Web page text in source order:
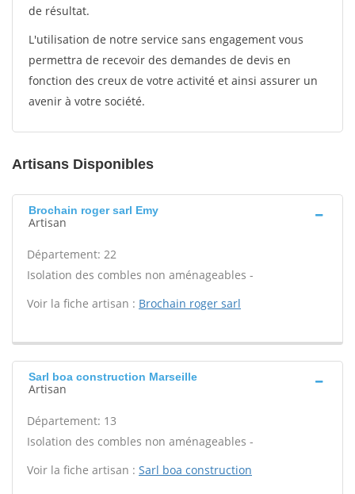
de résultat.
L'utilisation de notre service sans engagement vous
permettra de recevoir des demandes de devis en
fonction des creux de votre activité et ainsi assurer un
avenir à votre société.
Artisans Disponibles
Brochain roger sarl Emy
Artisan
Département: 22
Isolation des combles non aménageables -
Voir la fiche artisan : Brochain roger sarl
Sarl boa construction Marseille
Artisan
Département: 13
Isolation des combles non aménageables -
Voir la fiche artisan : Sarl boa construction